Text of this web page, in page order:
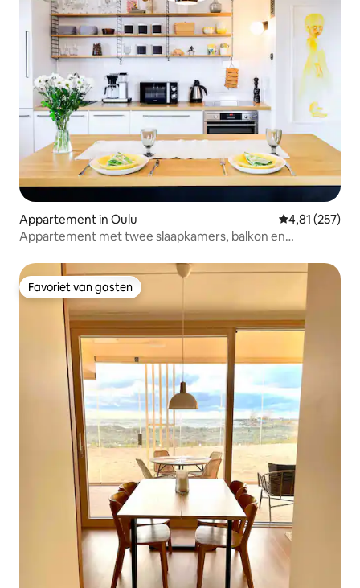
Appartement in Oulu Gemiddelde
4,81 (257)
Appartement met twee slaapkamers, balkon en
Favoriet van gasten
Favoriet van gasten